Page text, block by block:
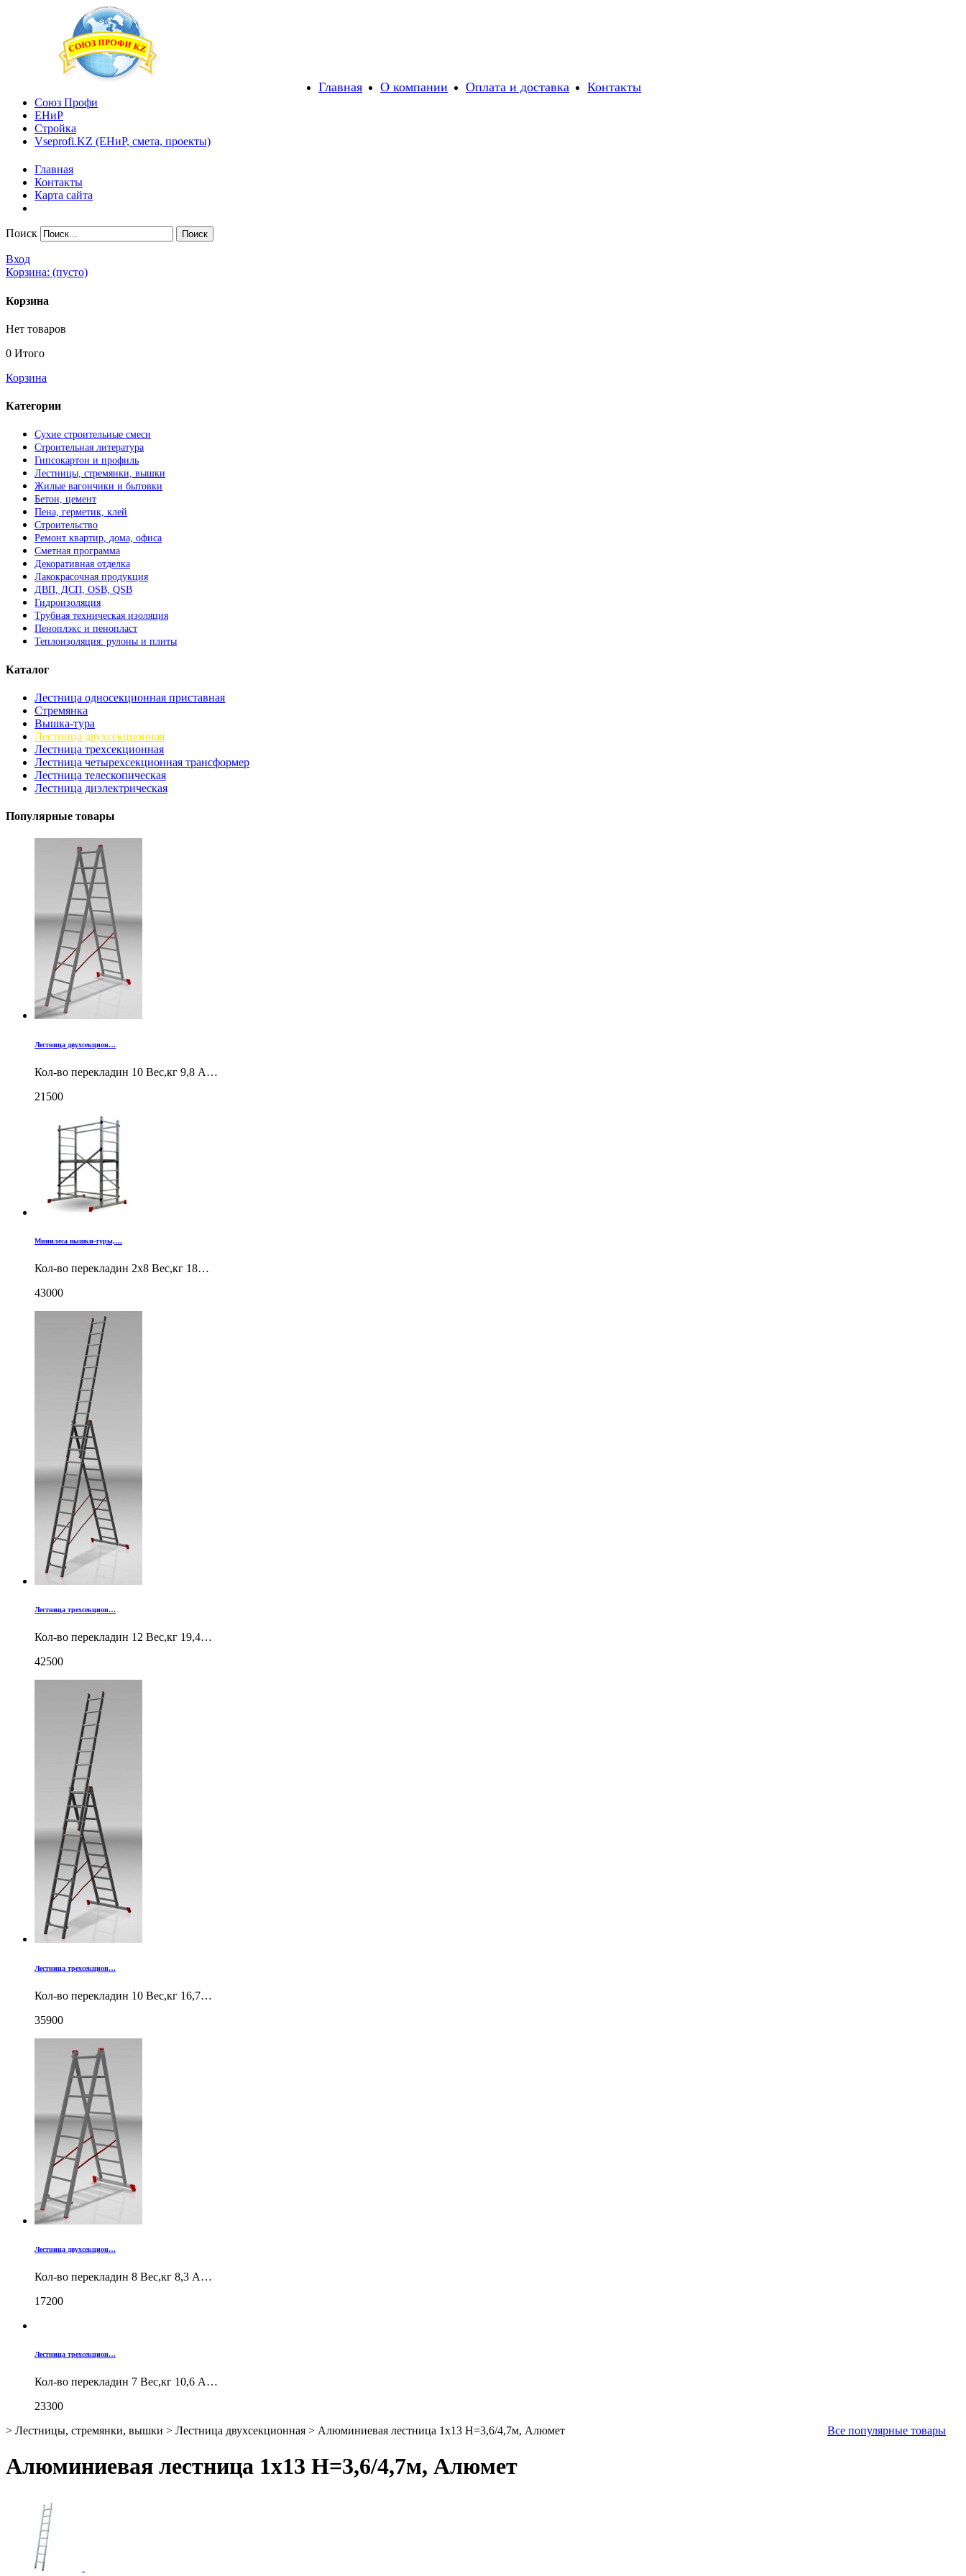
Главная О компании Оплата и доставка Контакты
Союз Профи
ЕНиР
Стройка
Vseprofi.KZ (ЕНиР, смета, проекты)
Главная
Контакты
Карта сайта
Поиск
Вход
Корзина: (пусто)
Корзина
Нет товаров
0 Итого
Корзина
Категории
Сухие строительные смеси
Строительная литература
Гипсокартон и профиль
Лестницы, стремянки, вышки
Жилые вагончики и бытовки
Бетон, цемент
Пена, герметик, клей
Строительство
Ремонт квартир, дома, офиса
Сметная программа
Декоративная отделка
Лакокрасочная продукция
ДВП, ДСП, OSB, QSB
Гидроизоляция
Трубная техническая изоляция
Пеноплэкс и пенопласт
Теплоизоляция: рулоны и плиты
Каталог
Лестница односекционная приставная
Стремянка
Вышка-тура
Лестница двухсекционная
Лестница трехсекционная
Лестница четырехсекционная трансформер
Лестница телескопическая
Лестница диэлектрическая
Популярные товары
Лестница двухсекцион…
Кол-во перекладин 10 Вес,кг 9,8 А…
21500
Минилеса вышки-туры,…
Кол-во перекладин 2x8 Вес,кг 18…
43000
Лестница трехсекцион…
Кол-во перекладин 12 Вес,кг 19,4…
42500
Лестница трехсекцион…
Кол-во перекладин 10 Вес,кг 16,7…
35900
Лестница двухсекцион…
Кол-во перекладин 8 Вес,кг 8,3 А…
17200
Лестница трехсекцион…
Кол-во перекладин 7 Вес,кг 10,6 А…
23300
Все популярные товары
> Лестницы, стремянки, вышки > Лестница двухсекционная > Алюминиевая лестница 1х13 Н=3,6/4,7м, Алюмет
Алюминиевая лестница 1х13 Н=3,6/4,7м, Алюмет